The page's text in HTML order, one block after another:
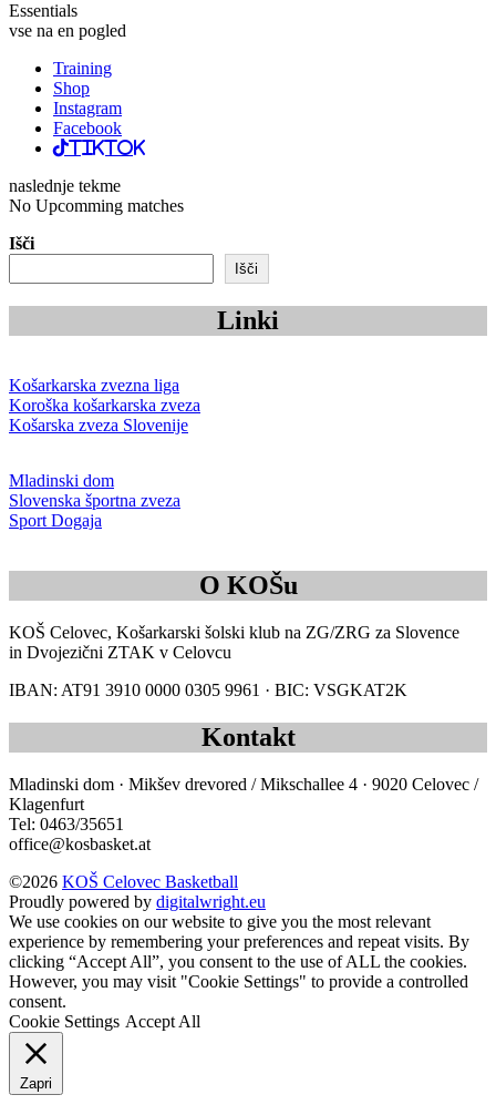
Essentials
vse na en pogled
Training
Shop
Instagram
Facebook
TikTok
naslednje tekme
No Upcomming matches
Išči
Išči
Linki
Košarkarska zvezna liga
Koroška košarkarska zveza
Košarska zveza Slovenije
Mladinski dom
Slovenska športna zveza
Sport Dogaja
O KOŠu
KOŠ Celovec, Košarkarski šolski klub na ZG/ZRG za Slovence
in Dvojezični ZTAK v Celovcu
IBAN: AT91 3910 0000 0305 9961 · BIC: VSGKAT2K
Kontakt
Mladinski dom · Mikšev drevored / Mikschallee 4 · 9020 Celovec /
Klagenfurt
Tel: 0463/35651
office@kosbasket.at
©2026 KOŠ Celovec Basketball
Proudly powered by digitalwright.eu
We use cookies on our website to give you the most relevant
experience by remembering your preferences and repeat visits. By
clicking “Accept All”, you consent to the use of ALL the cookies.
However, you may visit "Cookie Settings" to provide a controlled
consent.
Cookie Settings Accept All
Zapri